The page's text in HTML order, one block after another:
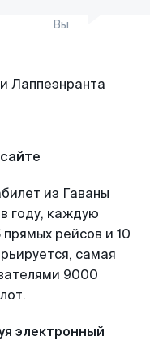
Вы
из Гаваны
году, каждую
рейсов и 10
самая
9000
электронный